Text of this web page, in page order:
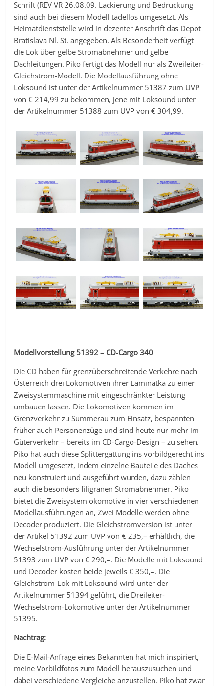
Schrift (REV VR 26.08.09. Lackierung und Bedruckung
sind auch bei diesem Modell tadellos umgesetzt. Als
Heimatdienststelle wird in dezenter Anschrift das Depot
Bratislava Nl. St. angegeben. Als Besonderheit verfügt
die Lok über gelbe Stromabnehmer und gelbe
Dachleitungen. Piko fertigt das Modell nur als Zweileiter-
Gleichstrom-Modell. Die Modellausführung ohne
Loksound ist unter der Artikelnummer 51387 zum UVP
von € 214,99 zu bekommen, jene mit Loksound unter
der Artikelnummer 51388 zum UVP von € 304,99.
Modellvorstellung 51392 – CD-Cargo 340
Die CD haben für grenzüberschreitende Verkehre nach
Österreich drei Lokomotiven ihrer Laminatka zu einer
Zweisystemmaschine mit eingeschränkter Leistung
umbauen lassen. Die Lokomotiven kommen im
Grenzverkehr zu Summerau zum Einsatz, bespannten
früher auch Personenzüge und sind heute nur mehr im
Güterverkehr – bereits im CD-Cargo-Design – zu sehen.
Piko hat auch diese Splittergattung ins vorbildgerecht ins
Modell umgesetzt, indem einzelne Bauteile des Daches
neu konstruiert und ausgeführt wurden, dazu zählen
auch die besonders filigranen Stromabnehmer. Piko
bietet die Zweisystemlokomotive in vier verschiedenen
Modellausführungen an, Zwei Modelle werden ohne
Decoder produziert. Die Gleichstromversion ist unter
der Artikel 51392 zum UVP von € 235,– erhältlich, die
Wechselstrom-Ausführung unter der Artikelnummer
51393 zum UVP von € 290,–. Die Modelle mit Loksound
und Decoder kosten beide jeweils € 350,–. Die
Gleichstrom-Lok mit Loksound wird unter der
Artikelnummer 51394 geführt, die Dreileiter-
Wechselstrom-Lokomotive unter der Artikelnummer
51395.
Nachtrag:
Die E-Mail-Anfrage eines Bekannten hat mich inspiriert,
meine Vorbildfotos zum Modell herauszusuchen und
dabei verschiedene Vergleiche anzustellen. Piko hat zwar